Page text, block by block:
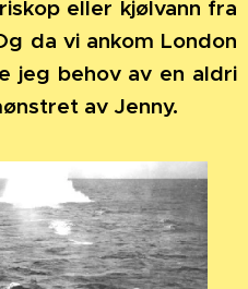
eller kjølvann fra
da vi ankom London
jeg behov av en aldri
av Jenny.